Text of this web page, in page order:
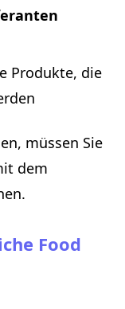
Produkte, die
müssen Sie
dem
Food